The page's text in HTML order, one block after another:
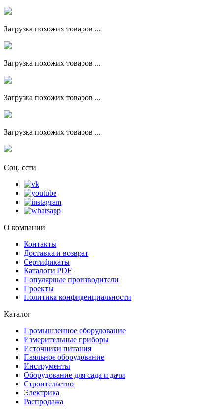
Загрузка похожих товаров ...
Загрузка похожих товаров ...
Загрузка похожих товаров ...
Загрузка похожих товаров ...
Соц. сети
О компании
Контакты
Доставка и возврат
Сертификаты
Каталоги PDF
Популярные производители
Проекты
Политика конфиденциальности
Каталог
Промышленное оборудование
Измерительные приборы
Источники питания
Паяльное оборудование
Инструменты
Оборудование для сада и дачи
Строительство
Электрика
Распродажа